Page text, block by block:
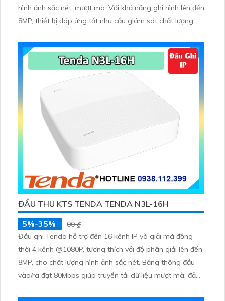
hình ảnh sắc nét, mượt mà. Với khả năng ghi hình lên đến
8MP, thiết bị đáp ứng tốt nhu cầu giám sát chất lượng
ĐẦU THU KTS TENDA TENDA N3L-16H
5%-35%
00 ₫
Đầu ghi Tenda hỗ trợ đến 16 kênh IP và giải mã đồng
thời 4 kênh @1080P, tương thích với độ phân giải lên đến
8MP, cho chất lượng hình ảnh sắc nét. Băng thông đầu
vào/ra đạt 80Mbps giúp truyền tải dữ liệu mượt mà, đảm